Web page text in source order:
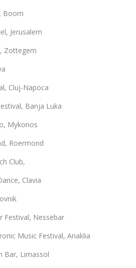
Boom
Jerusalem
Zottegem
Cluj-Napoca
Banja Luka
Mykonos
Roermond
Club,
Clavia
Festival, Nessebar
Music Festival, Anaklia
Bar, Limassol